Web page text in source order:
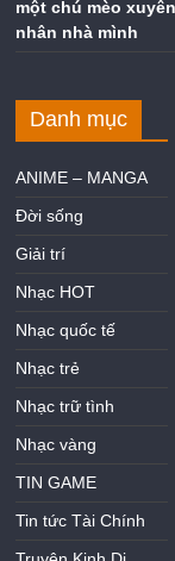
ANIME – MANGA
Đời sống
Giải trí
Nhạc HOT
Nhạc quốc tế
Nhạc trẻ
Nhạc trữ tình
Nhạc vàng
TIN GAME
Tin tức Tài Chính
Truyện Kinh Dị
Truyện Ngôn Tình